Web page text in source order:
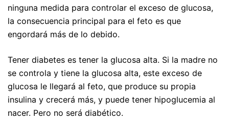
ninguna medida para controlar el exceso de glucosa,
la consecuencia principal para el feto es que
engordará más de lo debido.
Tener diabetes es tener la glucosa alta. Si la madre no
se controla y tiene la glucosa alta, este exceso de
glucosa le llegará al feto, que produce su propia
insulina y crecerá más, y puede tener hipoglucemia al
nacer. Pero no será diabético.